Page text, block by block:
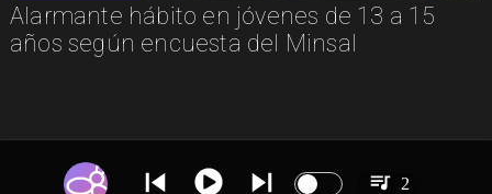
Alarmante hábito en jóvenes de 13 a 15
años según encuesta del Minsal
2